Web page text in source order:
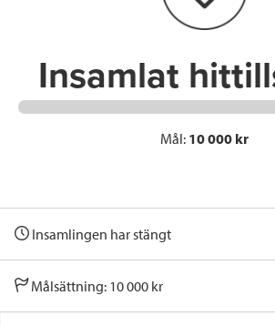
n
Insamlat
Mål: 10 000 kr
Insamlingen har stängt
Målsättning: 10 000 kr